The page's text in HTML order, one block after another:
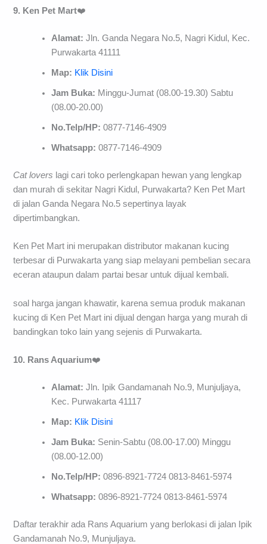
9. Ken Pet Mart❤️
Alamat:Jln. Ganda Negara No.5, Nagri Kidul, Kec.
Purwakarta 41111
Map: Klik Disini
Jam Buka: Minggu-Jumat (08.00-19.30) Sabtu
(08.00-20.00)
No.Telp/HP:0877-7146-4909
Whatsapp:0877-7146-4909
Cat lovers lagi cari toko perlengkapan hewan yang lengkap
dan murah di sekitar Nagri Kidul, Purwakarta? Ken Pet Mart
di jalan Ganda Negara No.5 sepertinya layak
dipertimbangkan.
Ken Pet Mart ini merupakan distributor makanan kucing
terbesar di Purwakarta yang siap melayani pembelian secara
eceran ataupun dalam partai besar untuk dijual kembali.
soal harga jangan khawatir, karena semua produk makanan
kucing di Ken Pet Mart ini dijual dengan harga yang murah di
bandingkan toko lain yang sejenis di Purwakarta.
10. Rans Aquarium❤️
Alamat:Jln. Ipik Gandamanah No.9, Munjuljaya,
Kec. Purwakarta 41117
Map: Klik Disini
Jam Buka: Senin-Sabtu (08.00-17.00) Minggu
(08.00-12.00)
No.Telp/HP:0896-8921-7724 0813-8461-5974
Whatsapp:0896-8921-7724 0813-8461-5974
Daftar terakhir ada Rans Aquarium yang berlokasi di jalan Ipik
Gandamanah No.9, Munjuljaya.